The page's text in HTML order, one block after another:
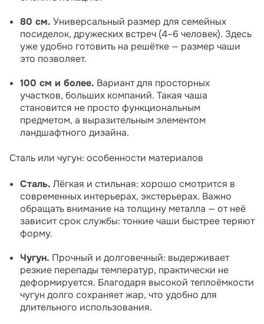
80 см. Универсальный размер для семейных
посиделок, дружеских встреч (4–6 человек). Здесь
уже удобно готовить на решётке — размер чаши
это позволяет.
100 см и более. Вариант для просторных
участков, больших компаний. Такая чаша
становится не просто функциональным
предметом, а выразительным элементом
ландшафтного дизайна.
Сталь или чугун: особенности материалов
Сталь. Лёгкая и стильная: хорошо смотрится в
современных интерьерах, экстерьерах. Важно
обращать внимание на толщину металла — от неё
зависит срок службы: тонкие чаши быстрее теряют
форму.
Чугун. Прочный и долговечный: выдерживает
резкие перепады температур, практически не
деформируется. Благодаря высокой теплоёмкости
чугун долго сохраняет жар, что удобно для
длительного использования.